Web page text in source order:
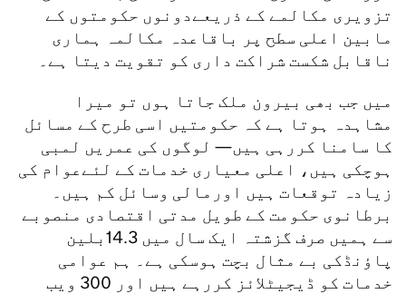
تزویری مکالمے کے ذریعےدونوں حکومتوں کے
مابین اعلی سطح پر باقاعدہ مکالمہ ہماری
ناقابل شکست شراکت داری کو تقویت دیتا ہے۔
میں جب بھی بیرون ملک جاتا ہوں تو میرا
مشاہدہ ہوتا ہے کہ حکومتیں اسی طرح کے مسائل
کا سامنا کررہی ہیں— لوگوں کی عمریں لمبی
ہوچکی ہیں، اعلی معیاری خدمات کے لئےعوام کی
زیادہ توقعات ہیں اورمالی وسائل کم ہیں۔
برطانوی حکومت کے طویل مدتی اقتصادی منصوبے
سے ہمیں صرف گزشتہ ایک سال میں 14.3بلین
پاؤنڈکی بے مثال بچت ہوسکی ہے۔ ہم عوامی
خدمات کو ڈیجیٹلائز کررہے ہیں اور 300 ویب